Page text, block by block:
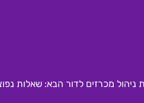
ניהול מכרזים לדור הבא: שאלות